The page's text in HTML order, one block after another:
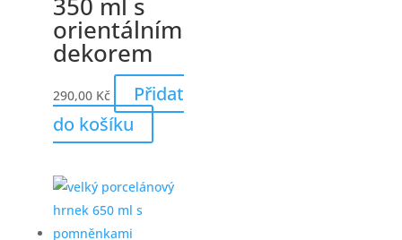
350 ml s
orientálním
dekorem
290,00 Kč
Přidat
do košíku